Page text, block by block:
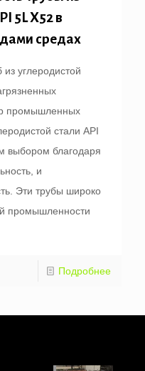
5L X52 в
средах
из углеродистой
промышленных
стали API
выбором благодаря
и
Эти трубы широко
промышленности
Подробнее